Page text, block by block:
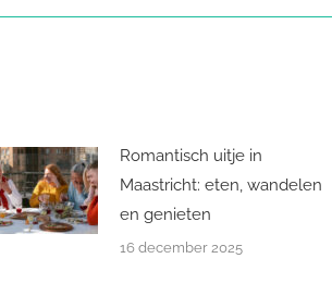
Romantisch uitje in
Maastricht: eten, wandelen
en genieten
16 december 2025